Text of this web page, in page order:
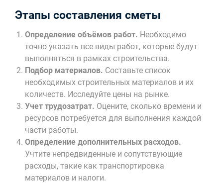
Этапы составления сметы
Определение объёмов работ. Необходимо
точно указать все виды работ, которые будут
выполняться в рамках строительства.
Подбор материалов. Составьте список
необходимых строительных материалов и их
количеств. Исследуйте цены на рынке.
Учет трудозатрат. Оцените, сколько времени и
ресурсов потребуется для выполнения каждой
части работы.
Определение дополнительных расходов.
Учтите непредвиденные и сопутствующие
расходы, такие как транспортировка
материалов и налоги.